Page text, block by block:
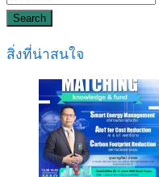
Search
สิ่งที่น่าสนใจ